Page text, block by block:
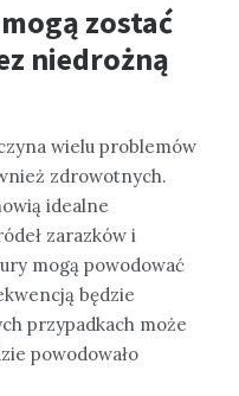
zostać
niedrożną
wielu problemów
zdrowotnych.
idealne
zarazków i
mogą powodować
będzie
przypadkach może
powodowało